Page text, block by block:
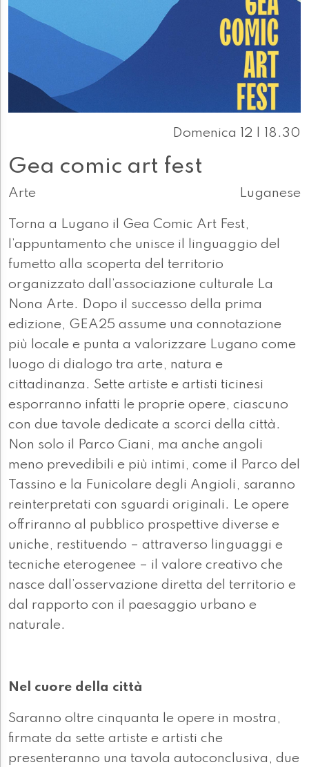
Domenica 12 | 18.30
Gea comic art fest
Arte Luganese
Torna a Lugano il Gea Comic Art Fest,
l’appuntamento che unisce il linguaggio del
fumetto alla scoperta del territorio
organizzato dall’associazione culturale La
Nona Arte. Dopo il successo della prima
edizione, GEA25 assume una connotazione
più locale e punta a valorizzare Lugano come
luogo di dialogo tra arte, natura e
cittadinanza. Sette artiste e artisti ticinesi
esporranno infatti le proprie opere, ciascuno
con due tavole dedicate a scorci della città.
Non solo il Parco Ciani, ma anche angoli
meno prevedibili e più intimi, come il Parco del
Tassino e la Funicolare degli Angioli, saranno
reinterpretati con sguardi originali. Le opere
offriranno al pubblico prospettive diverse e
uniche, restituendo – attraverso linguaggi e
tecniche eterogenee – il valore creativo che
nasce dall’osservazione diretta del territorio e
dal rapporto con il paesaggio urbano e
naturale.
Nel cuore della città
Saranno oltre cinquanta le opere in mostra,
firmate da sette artiste e artisti che
presenteranno una tavola autoconclusiva, due